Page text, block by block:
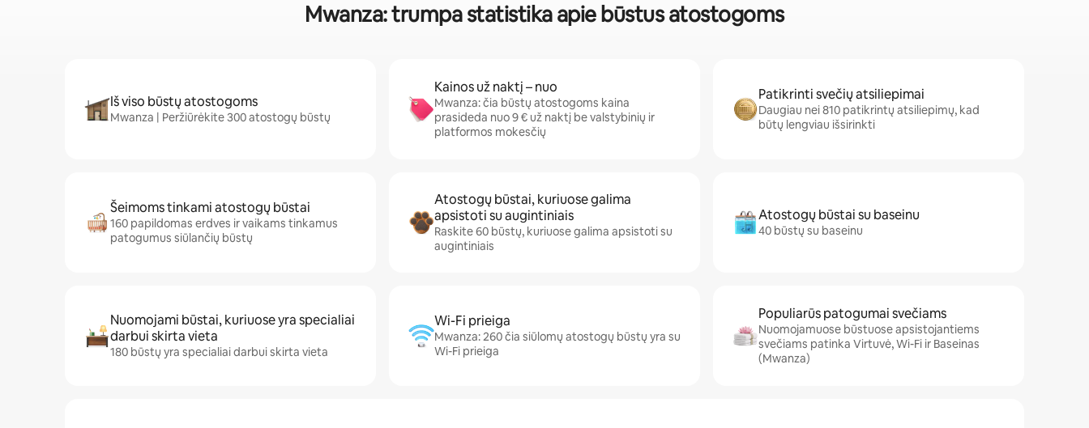
Mwanza: trumpa statistika apie būstus atostogoms
Iš viso būstų atostogoms
Mwanza | Peržiūrėkite 300 atostogų būstų
Kainos už naktį – nuo
Mwanza: čia būstų atostogoms kaina
prasideda nuo 9 € už naktį be valstybinių ir
platformos mokesčių
Patikrinti svečių atsiliepimai
Daugiau nei 810 patikrintų atsiliepimų, kad
būtų lengviau išsirinkti
Šeimoms tinkami atostogų būstai
160 papildomas erdves ir vaikams tinkamus
patogumus siūlančių būstų
Atostogų būstai, kuriuose galima
apsistoti su augintiniais
Raskite 60 būstų, kuriuose galima apsistoti su
augintiniais
Atostogų būstai su baseinu
40 būstų su baseinu
Nuomojami būstai, kuriuose yra specialiai
darbui skirta vieta
180 būstų yra specialiai darbui skirta vieta
Wi-Fi prieiga
Mwanza: 260 čia siūlomų atostogų būstų yra su
Wi-Fi prieiga
Populiarūs patogumai svečiams
Nuomojamuose būstuose apsistojantiems
svečiams patinka Virtuvė, Wi-Fi ir Baseinas
(Mwanza)